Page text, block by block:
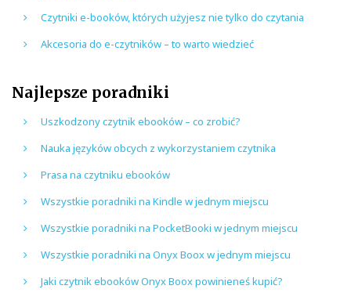
Czytniki e-booków, których użyjesz nie tylko do czytania
Akcesoria do e-czytników – to warto wiedzieć
Najlepsze poradniki
Uszkodzony czytnik ebooków – co zrobić?
Nauka języków obcych z wykorzystaniem czytnika
Prasa na czytniku ebooków
Wszystkie poradniki na Kindle w jednym miejscu
Wszystkie poradniki na PocketBooki w jednym miejscu
Wszystkie poradniki na Onyx Boox w jednym miejscu
Jaki czytnik ebooków Onyx Boox powinieneś kupić?